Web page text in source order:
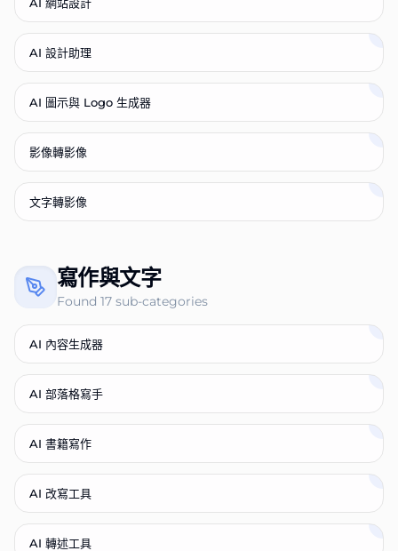
AI 設計助理
AI 圖示與 Logo 生成器
影像轉影像
文字轉影像
寫作與文字
Found 17 sub-categories
AI 內容生成器
AI 部落格寫手
AI 書籍寫作
AI 改寫工具
AI 轉述工具